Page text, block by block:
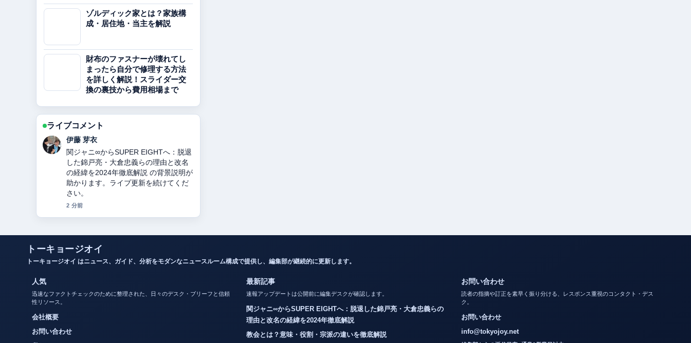
ゾルディック家とは？家族構
成・居住地・当主を解説
財布のファスナーが壊れてし
まったら自分で修理する方法
を詳しく解説！スライダー交
換の裏技から費用相場まで
ライブコメント
鈴木 蒼
教会とは？意味・役割・宗派の違いを
徹底解説 の報道は丁寧で、流れを追い
やすいです。
4 分前
トーキョージオイ はニュース、ガイド、分析をモダンなニュースルーム構成で提供し、編集部が継続的に更新します。
人気
迅速なファクトチェックのために整理された、日々のデスク・ブリーフと信頼
性リソース。
会社概要
お問い合わせ
私たちのストーリー
最新記事
速報アップデートは公開前に編集デスクが確認します。
関ジャニ∞からSUPER EIGHTへ：脱退した錦戸亮・大倉忠義らの
教会とは？意味・役割・宗派の違いを徹底解説
カノックスターとは？活動休止・炎上・年収・整形疑惑まとめ
読者の指摘や訂正を素早く振り分ける、レスポンス重視のコンタクト・デス
ク。
お問い合わせ
info@tokyojoy.net
編集部からの返信目安: 通常1営業日以内。